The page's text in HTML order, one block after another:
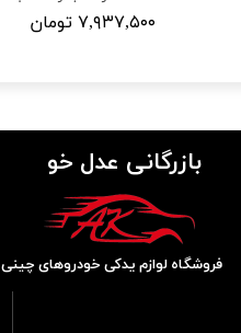
۷,۹۳۷,۵۰۰ تومان
بازرگانی عدل خو
فروشگاه لوازم یدکی خودروهای چینی